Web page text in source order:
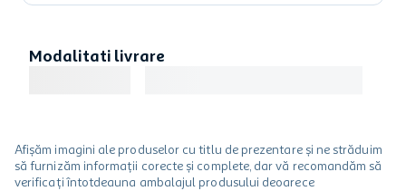
Modalitati livrare
Afișăm imagini ale produselor cu titlu de prezentare și ne străduim
să furnizăm informații corecte și complete, dar vă recomandăm să
verificați întotdeauna ambalajul produsului deoarece